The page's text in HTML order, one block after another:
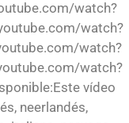
watch?
watch?
watch?
watch?
vídeo
neerlandés,